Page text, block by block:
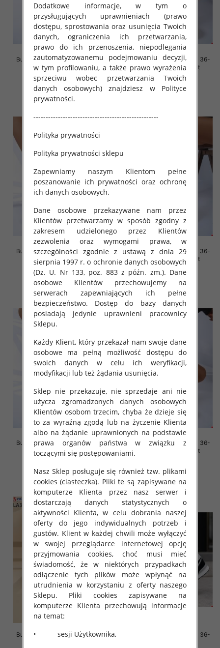
Buty sportowe damskie Roz 36-
41, 1 kolor Paczka 12 szt
45.00 zł
szczegóły
Buty sportowe damskie Roz 36-
41, 1 kolor Paczka 12 szt
45.00 zł
szczegóły
Buty sportowe damskie Roz 36-
41, 1 kolor Paczka 12 szt
45.00 zł
szczegóły
Buty sportowe damskie Roz 36-
41, 1 kolor Paczka 12 szt
45.00 zł
szczegóły
Buty sportowe damskie Roz 36-
41, 1 kolor Paczka 12 szt
szczegóły
Buty sportowe damskie Roz 36-
41, 1 kolor Paczka 12 szt
szczegóły
Buty sportowe damskie Roz 36-
Buty sportowe damskie Roz 36-
Dodatkowe informacje, w tym o
przysługujących uprawnieniach (prawo
dostępu, sprostowania oraz usunięcia Twoich
danych, ograniczenia ich przetwarzania,
prawo do ich przenoszenia, niepodlegania
zautomatyzowanemu podejmowaniu decyzji,
w tym profilowaniu, a także prawo wyrażenia
sprzeciwu wobec przetwarzania Twoich
danych osobowych) znajdziesz w Polityce
prywatności.
---------------------------------------------------
Polityka prywatności
Polityka prywatności sklepu
Zapewniamy naszym Klientom pełne
poszanowanie ich prywatności oraz ochronę
ich danych osobowych.
Dane osobowe przekazywane nam przez
Klientów przetwarzamy w sposób zgodny z
zakresem udzielonego przez Klientów
zezwolenia oraz wymogami prawa, w
szczególności zgodnie z ustawą z dnia 29
sierpnia 1997 r. o ochronie danych osobowych
(Dz. U. Nr 133, poz. 883 z późn. zm.). Dane
osobowe Klientów przechowujemy na
serwerach zapewniających ich pełne
bezpieczeństwo. Dostęp do bazy danych
posiadają jedynie uprawnieni pracownicy
Sklepu.
Każdy Klient, który przekazał nam swoje dane
osobowe ma pełną możliwość dostępu do
swoich danych w celu ich weryfikacji,
modyfikacji lub też żądania usunięcia.
Sklep nie przekazuje, nie sprzedaje ani nie
użycza zgromadzonych danych osobowych
Klientów osobom trzecim, chyba że dzieje się
to za wyraźną zgodą lub na życzenie Klienta
albo na żądanie uprawnionych na podstawie
prawa organów państwa w związku z
toczącymi się postępowaniami.
Nasz Sklep posługuje się również tzw. plikami
cookies (ciasteczka). Pliki te są zapisywane na
komputerze Klienta przez nasz serwer i
dostarczają danych statystycznych o
aktywności Klienta, w celu dobrania naszej
oferty do jego indywidualnych potrzeb i
gustów. Klient w każdej chwili może wyłączyć
w swojej przeglądarce internetowej opcję
przyjmowania cookies, choć musi mieć
świadomość, że w niektórych przypadkach
odłączenie tych plików może wpłynąć na
utrudnienia w korzystaniu z oferty naszego
Sklepu. Pliki cookies zapisywane na
komputerze Klienta przechowują informacje
na temat:
• sesji Użytkownika,